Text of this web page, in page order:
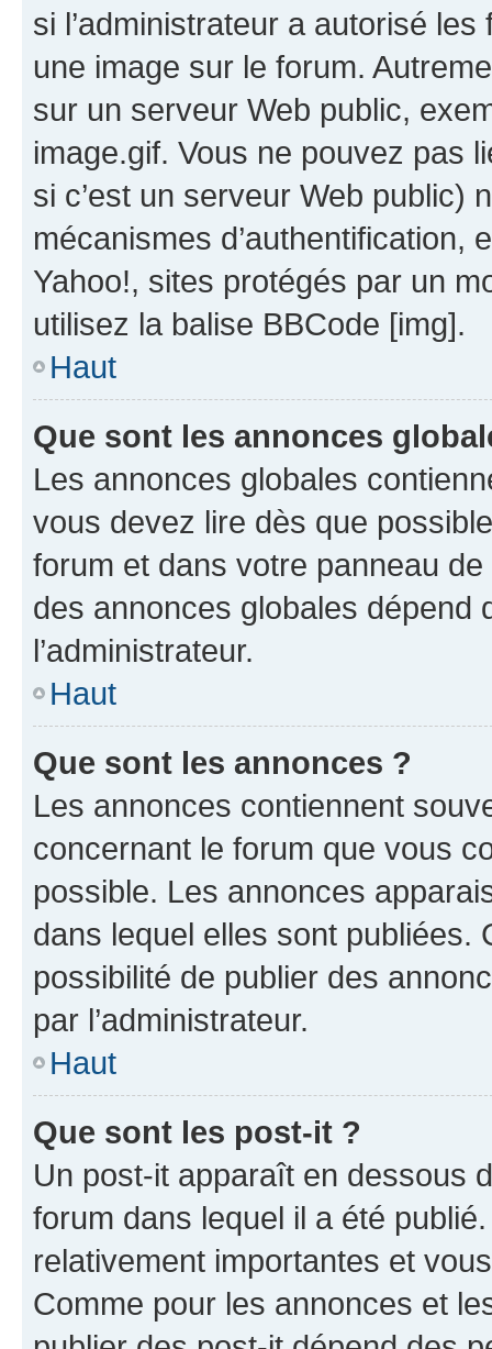
si l’administrateur a autorisé
une image sur le forum.
sur un serveur Web public,
image.gif. Vous ne pouvez pas
si c’est un serveur Web public)
mécanismes d’authentification,
Yahoo!, sites protégés par un
utilisez la balise BBCode [img].
Haut
Que sont les annonces
Les annonces globales
vous devez lire dès que
forum et dans votre panneau
des annonces globales dépend
l’administrateur.
Haut
Que sont les annonces ?
Les annonces contiennent
concernant le forum que vous
possible. Les annonces
dans lequel elles sont publiées.
possibilité de publier des
par l’administrateur.
Haut
Que sont les post-it ?
Un post-it apparaît en dessous
forum dans lequel il a été
relativement importantes et
Comme pour les annonces et